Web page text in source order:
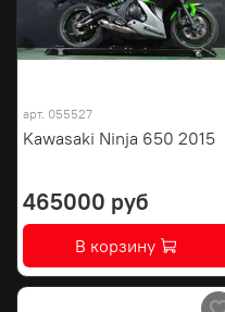
арт. 055527
Kawasaki Ninja 650 2015
465000 руб
В корзину